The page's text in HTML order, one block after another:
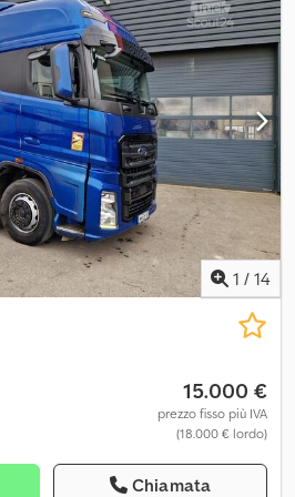
balestra-aria Dsdpfxjxpqfys Ah Ajkr
1 / 14
15.000 €
prezzo fisso più IVA
(18.000 € lordo)
Chiamata